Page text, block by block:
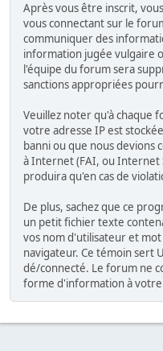
Après vous être inscrit,
vous connectant sur le
communiquer des
information jugée vulgaire
l'équipe du forum sera
sanctions appropriées
Veuillez noter qu'à chaque
votre adresse IP est
banni ou que nous devions
à Internet (FAI, ou Internet
produira qu'en cas de
De plus, sachez que ce
un petit fichier texte
vos nom d'utilisateur et mot
navigateur. Ce témoin sert
dé/connecté. Le forum ne
forme d'information à